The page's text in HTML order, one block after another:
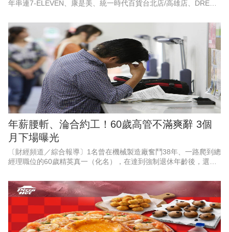
年串連7-ELEVEN、康是美、統一時代百貨台北店/高雄店、DREAM
牌，空
年薪腰斬、淪合約工！60歲高管不滿爽辭 3個
月下場曝光
〔財經頻道／綜合報導〕1名曾在機械製造廠奮鬥38年、一路爬到總
經理職位的60歲精英真一（化名），在達到強制退休年齡後，選擇
由人生。